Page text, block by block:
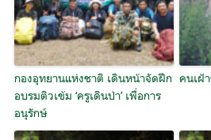
กองอุทยานแห่งชาติ เดินหน้าจัดฝึก
อบรมติวเข้ม ‘ครูเดินป่า’ เพื่อการ
อนุรักษ์
คนเฝ้